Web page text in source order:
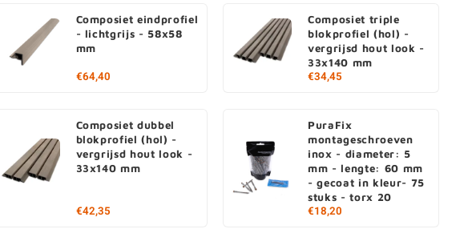
Composiet eindprofiel
- lichtgrijs - 58x58
mm
€64,40
Composiet triple
blokprofiel (hol) -
vergrijsd hout look -
33x140 mm
€34,45
Composiet dubbel
blokprofiel (hol) -
vergrijsd hout look -
33x140 mm
€42,35
PuraFix
montageschroeven
inox - diameter: 5
mm - lengte: 60 mm
- gecoat in kleur- 75
stuks - torx 20
€18,20